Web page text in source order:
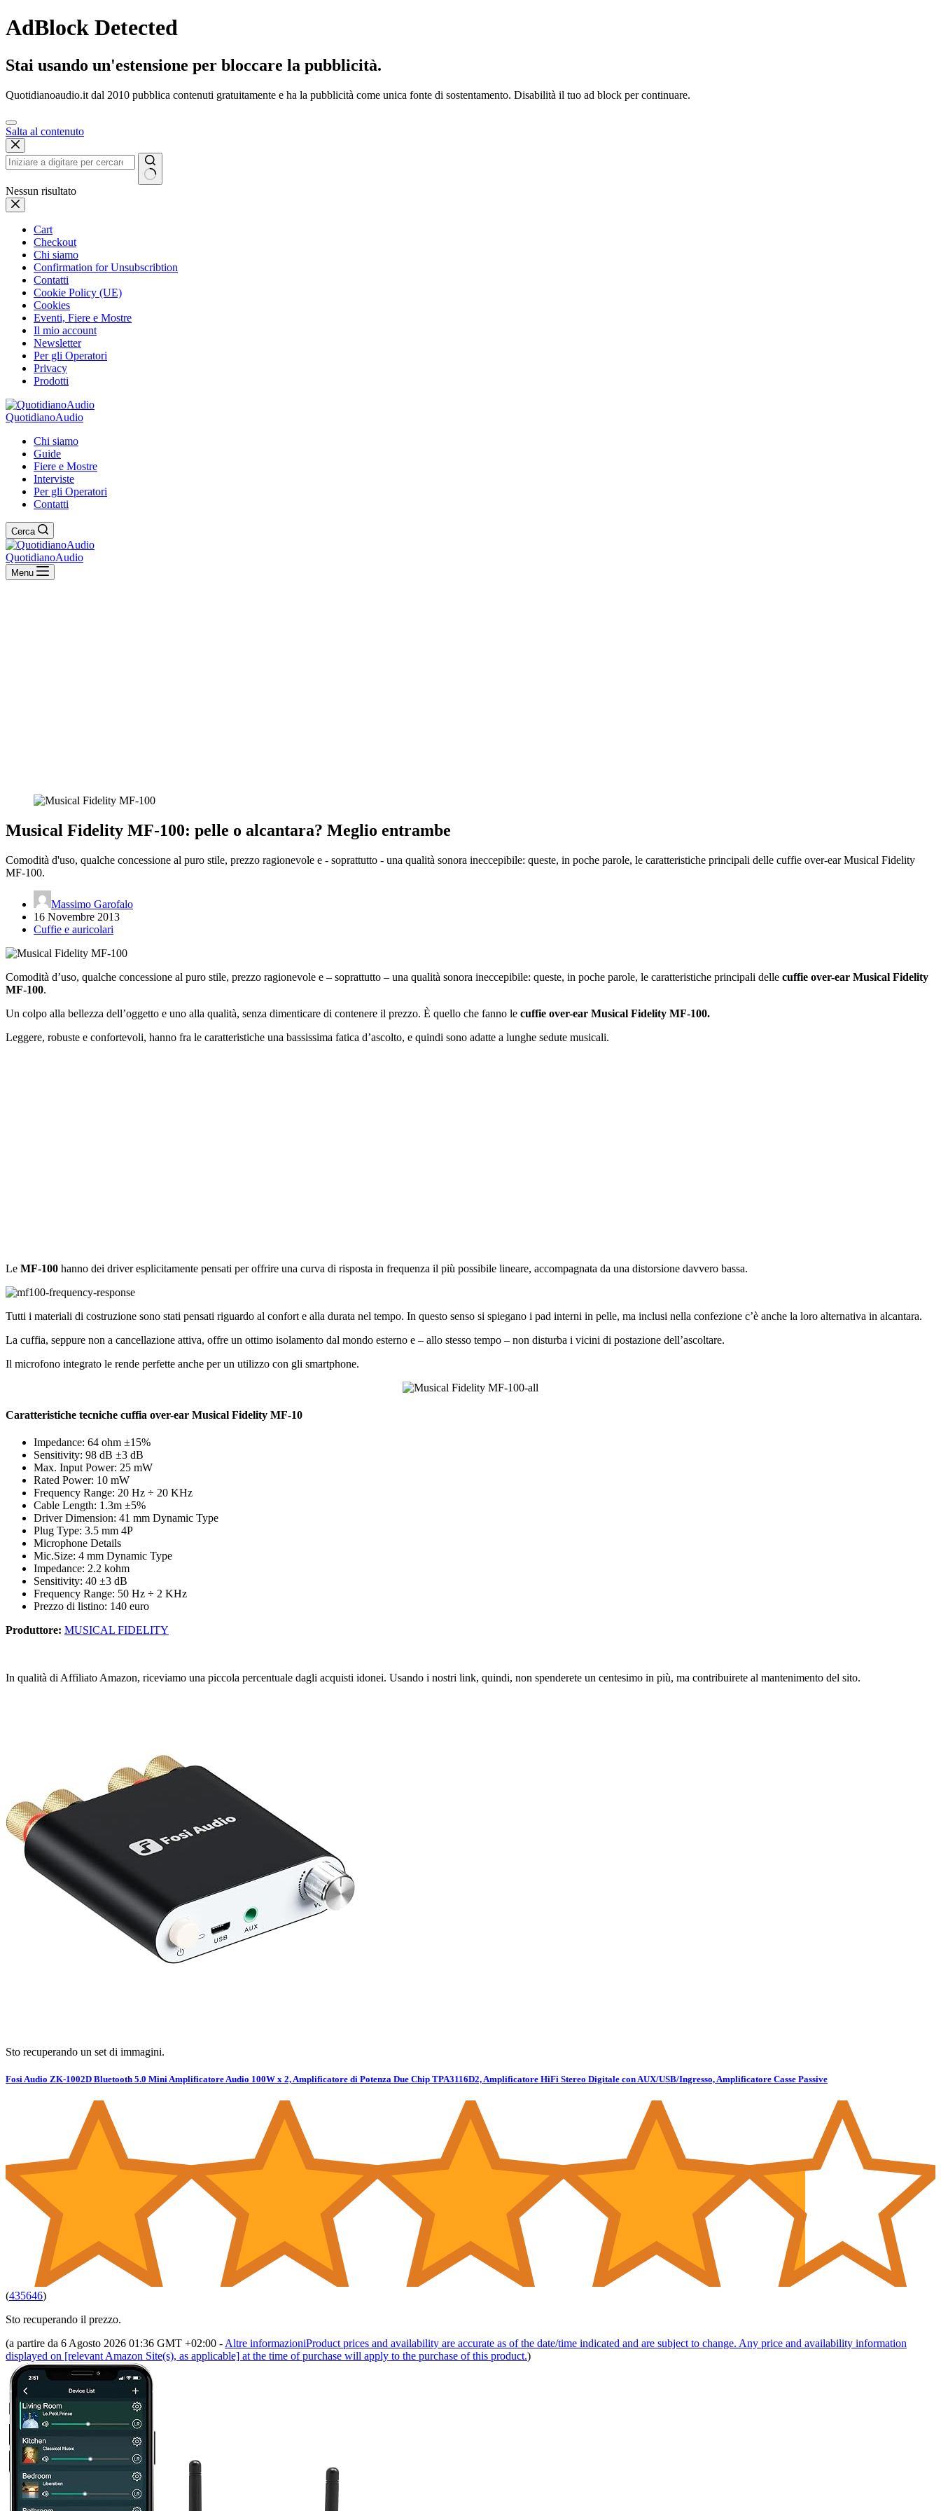
AdBlock Detected
Stai usando un'estensione per bloccare la pubblicità.
Quotidianoaudio.it dal 2010 pubblica contenuti gratuitamente e ha la pubblicità come unica fonte di sostentamento. Disabilità il tuo ad block per continuare.
Salta al contenuto
Nessun risultato
Cart
Checkout
Chi siamo
Confirmation for Unsubscribtion
Contatti
Cookie Policy (UE)
Cookies
Eventi, Fiere e Mostre
Il mio account
Newsletter
Per gli Operatori
Privacy
Prodotti
QuotidianoAudio
Chi siamo
Guide
Fiere e Mostre
Interviste
Per gli Operatori
Contatti
Cerca
QuotidianoAudio
Menu
Musical Fidelity MF-100: pelle o alcantara? Meglio entrambe
Comodità d'uso, qualche concessione al puro stile, prezzo ragionevole e - soprattutto - una qualità sonora ineccepibile: queste, in poche parole, le caratteristiche principali delle cuffie over-ear Musical Fidelity
MF-100.
Massimo Garofalo
16 Novembre 2013
Cuffie e auricolari
Comodità d’uso, qualche concessione al puro stile, prezzo ragionevole e – soprattutto – una qualità sonora ineccepibile: queste, in poche parole, le caratteristiche principali delle cuffie over-ear Musical Fidelity
MF-100.
Un colpo alla bellezza dell’oggetto e uno alla qualità, senza dimenticare di contenere il prezzo. È quello che fanno le cuffie over-ear Musical Fidelity MF-100.
Leggere, robuste e confortevoli, hanno fra le caratteristiche una bassissima fatica d’ascolto, e quindi sono adatte a lunghe sedute musicali.
Le MF-100 hanno dei driver esplicitamente pensati per offrire una curva di risposta in frequenza il più possibile lineare, accompagnata da una distorsione davvero bassa.
Tutti i materiali di costruzione sono stati pensati riguardo al confort e alla durata nel tempo. In questo senso si spiegano i pad interni in pelle, ma inclusi nella confezione c’è anche la loro alternativa in alcantara.
La cuffia, seppure non a cancellazione attiva, offre un ottimo isolamento dal mondo esterno e – allo stesso tempo – non disturba i vicini di postazione dell’ascoltare.
Il microfono integrato le rende perfette anche per un utilizzo con gli smartphone.
Caratteristiche tecniche cuffia over-ear Musical Fidelity MF-10
Impedance: 64 ohm ±15%
Sensitivity: 98 dB ±3 dB
Max. Input Power: 25 mW
Rated Power: 10 mW
Frequency Range: 20 Hz ÷ 20 KHz
Cable Length: 1.3m ±5%
Driver Dimension: 41 mm Dynamic Type
Plug Type: 3.5 mm 4P
Microphone Details
Mic.Size: 4 mm Dynamic Type
Impedance: 2.2 kohm
Sensitivity: 40 ±3 dB
Frequency Range: 50 Hz ÷ 2 KHz
Prezzo di listino: 140 euro
Produttore: MUSICAL FIDELITY
In qualità di Affiliato Amazon, riceviamo una piccola percentuale dagli acquisti idonei. Usando i nostri link, quindi, non spenderete un centesimo in più, ma contribuirete al mantenimento del sito.
Sto recuperando un set di immagini.
Fosi Audio ZK-1002D Bluetooth 5.0 Mini Amplificatore Audio 100W x 2, Amplificatore di Potenza Due Chip TPA3116D2, Amplificatore HiFi Stereo Digitale con AUX/USB/Ingresso, Amplificatore Casse Passive
(435646)
Sto recuperando il prezzo.
(a partire da 6 Agosto 2026 01:36 GMT +02:00 - Altre informazioniProduct prices and availability are accurate as of the date/time indicated and are subject to change. Any price and availability information
displayed on [relevant Amazon Site(s), as applicable] at the time of purchase will apply to the purchase of this product.)